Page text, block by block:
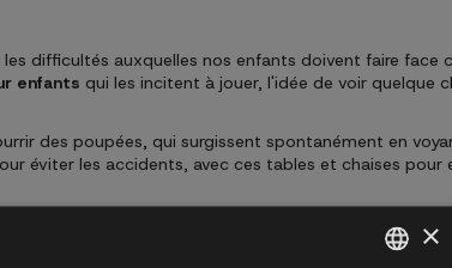
difficultés auxquelles nos enfants doivent faire face
enfants qui les incitent à jouer, l'idée de voir quelque
des poupées, qui surgissent spontanément en
éviter les accidents, avec ces tables et chaises pour
leur équilibre ×